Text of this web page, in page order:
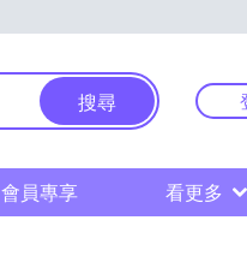
搜尋
會員專享 看更多